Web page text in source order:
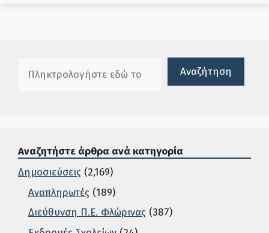
Αναζήτηση
Αναζητήστε άρθρα ανά κατηγορία
Δημοσιεύσεις (2,169)
Αναπληρωτές (189)
Διεύθυνση Π.Ε. Φλώρινας (387)